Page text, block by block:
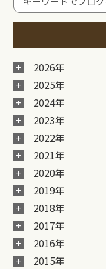
2026年
2025年
2024年
2023年
2022年
2021年
2020年
2019年
2018年
2017年
2016年
2015年